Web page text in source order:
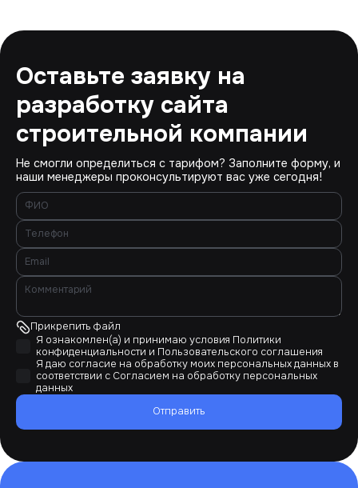
Оставьте заявку на
разработку сайта
строительной компании
Не смогли определиться с тарифом? Заполните форму, и
наши менеджеры проконсультируют вас уже сегодня!
Прикрепить файл
Я ознакомлен(а) и принимаю условия Политики
конфиденциальности и Пользовательского соглашения
Я даю согласие на обработку моих персональных данных в
соответствии с Согласием на обработку персональных
данных
Отправить